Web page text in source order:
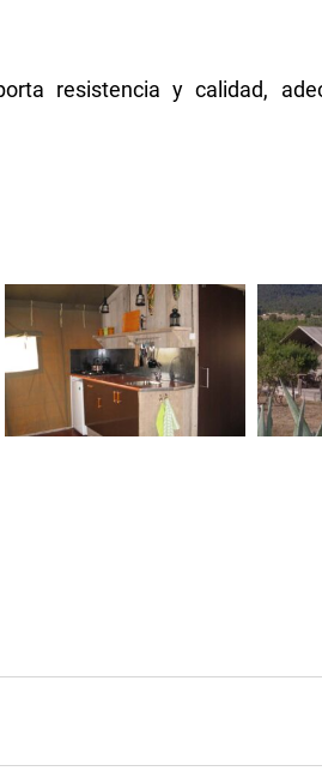
resistencia y calidad,